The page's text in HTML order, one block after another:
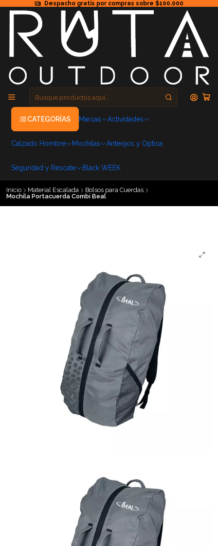
Despacho gratis por compras sobre $100.000
CATEGORÍAS Marcas Actividades
Calzado Hombre Mochilas Anteojos y Optica
Seguridad y Rescate Black WEEK
Inicio Material Escalada
Bolsos para Cuerdas
Mochila Portacuerda Combi Beal